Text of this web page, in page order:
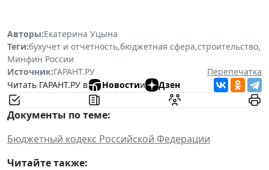
Авторы:Екатерина Уцына
Теги:бухучет и отчетность,бюджетная сфера,строительство,
Минфин России
Источник:ГАРАНТ.РУ
Перепечатка
Читать ГАРАНТ.РУ в
Новостии Дзен
Документы по теме:
Бюджетный кодекс Российской Федерации
Читайте также: